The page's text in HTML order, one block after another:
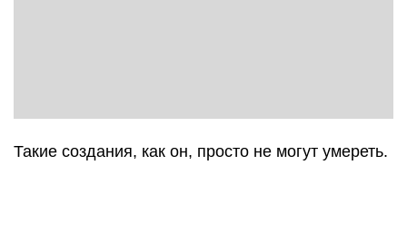
Такие создания, как он, просто не могут умереть.